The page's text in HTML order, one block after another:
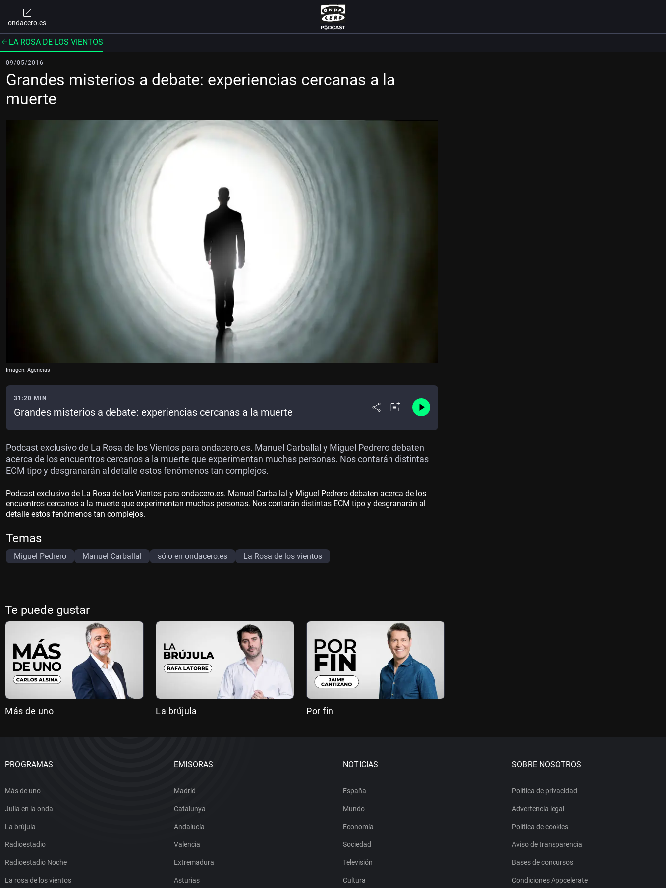
ondacero.es
LA ROSA DE LOS VIENTOS
09/05/2016
Grandes misterios a debate: experiencias cercanas a la
muerte
Imagen: Agencias
31:20 MIN
Grandes misterios a debate: experiencias cercanas a la muerte
Podcast exclusivo de La Rosa de los Vientos para ondacero.es. Manuel Carballal y Miguel Pedrero debaten
acerca de los encuentros cercanos a la muerte que experimentan muchas personas. Nos contarán distintas
ECM tipo y desgranarán al detalle estos fenómenos tan complejos.
Podcast exclusivo de La Rosa de los Vientos para ondacero.es. Manuel Carballal y Miguel Pedrero debaten acerca de los
encuentros cercanos a la muerte que experimentan muchas personas. Nos contarán distintas ECM tipo y desgranarán al
detalle estos fenómenos tan complejos.
Temas
Miguel Pedrero Manuel Carballal sólo en ondacero.es La Rosa de los vientos
Te puede gustar
Más de uno La brújula Por fin
PROGRAMAS
Más de uno
Julia en la onda
La brújula
Radioestadio
Radioestadio Noche
La rosa de los vientos
EMISORAS
Madrid
Catalunya
Andalucía
Valencia
Extremadura
Asturias
NOTICIAS
España
Mundo
Economía
Sociedad
Televisión
Cultura
SOBRE NOSOTROS
Política de privacidad
Advertencia legal
Política de cookies
Aviso de transparencia
Bases de concursos
Condiciones Appcelerate